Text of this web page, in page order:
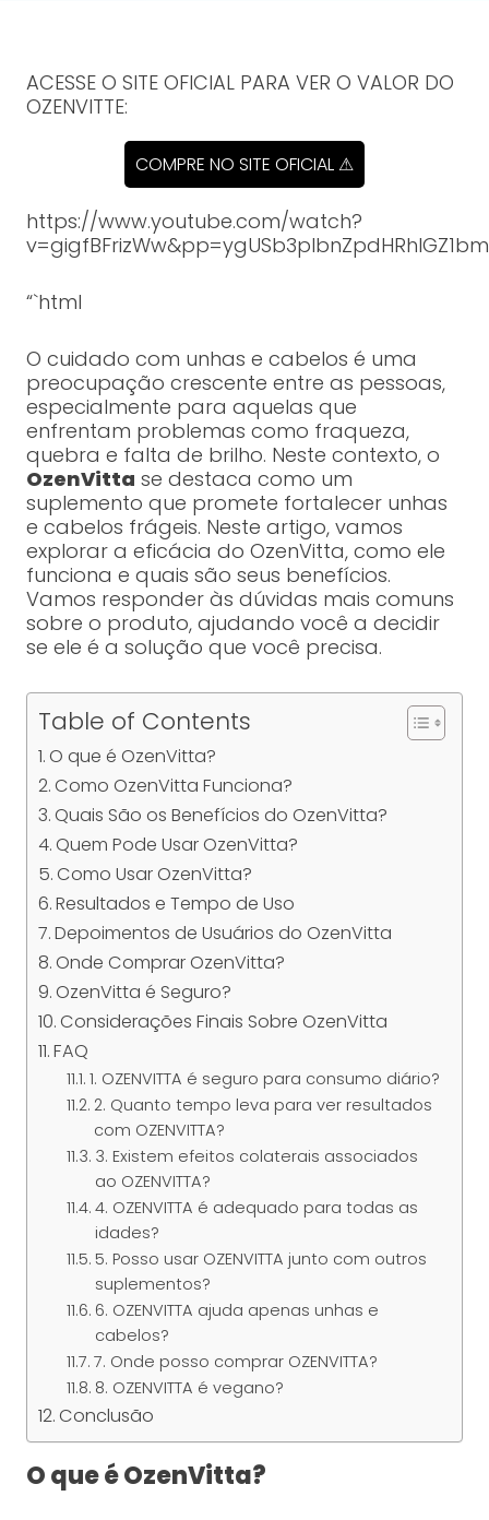
ACESSE O SITE OFICIAL PARA VER O VALOR DO
OZENVITTE:
COMPRE NO SITE OFICIAL ⚠
https://www.youtube.com/watch?
“`html
O cuidado com unhas e cabelos é uma
preocupação crescente entre as pessoas,
especialmente para aquelas que
enfrentam problemas como fraqueza,
quebra e falta de brilho. Neste contexto, o
OzenVitta se destaca como um
suplemento que promete fortalecer unhas
e cabelos frágeis. Neste artigo, vamos
explorar a eficácia do OzenVitta, como ele
funciona e quais são seus benefícios.
Vamos responder às dúvidas mais comuns
sobre o produto, ajudando você a decidir
se ele é a solução que você precisa.
Table of Contents
O que é OzenVitta?
Como OzenVitta Funciona?
Quais São os Benefícios do OzenVitta?
Quem Pode Usar OzenVitta?
Como Usar OzenVitta?
Resultados e Tempo de Uso
Depoimentos de Usuários do OzenVitta
Onde Comprar OzenVitta?
OzenVitta é Seguro?
Considerações Finais Sobre OzenVitta
FAQ
1. OZENVITTA é seguro para consumo diário?
2. Quanto tempo leva para ver resultados
com OZENVITTA?
3. Existem efeitos colaterais associados
ao OZENVITTA?
4. OZENVITTA é adequado para todas as
idades?
5. Posso usar OZENVITTA junto com outros
suplementos?
6. OZENVITTA ajuda apenas unhas e
cabelos?
7. Onde posso comprar OZENVITTA?
8. OZENVITTA é vegano?
Conclusão
O que é OzenVitta?